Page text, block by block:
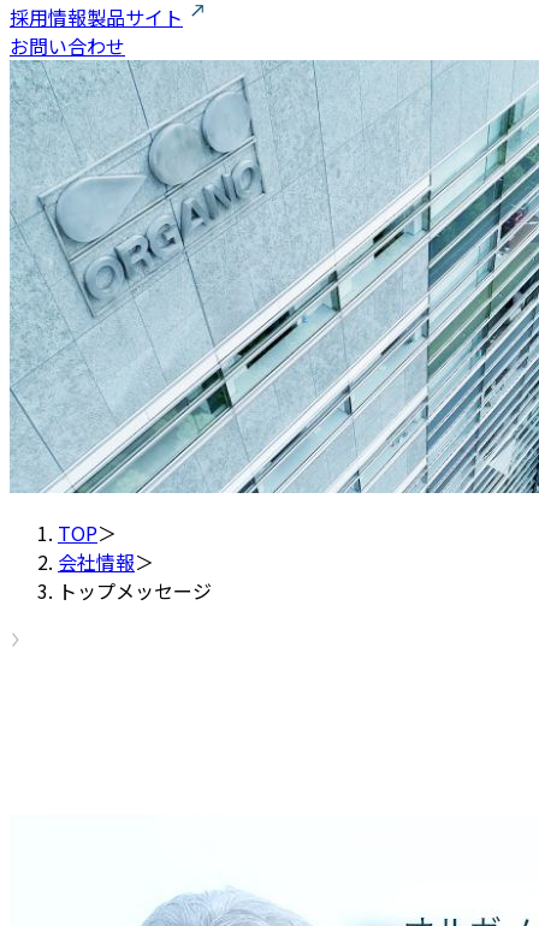
採用情報製品サイト
お問い合わせ
TOP＞
会社情報＞
トップメッセージ